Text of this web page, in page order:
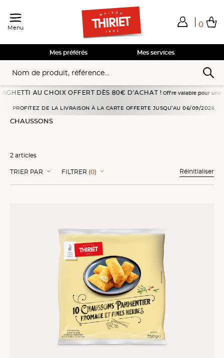
Menu 0
Total de mes achats
Voir mon panier
Voir mon panier
Voir mon panier
Voir mon panier
Mes services
Mes préférés
AU CHOIX OFFERT DÈS 80€ D’ACHAT !Offre valable pour une
PROFITEZ DE LA LIVRAISON À LA CARTE OFFERTE JUSQU’AU 06/09/2026
CHAUSSONS
2 articles
TRIER PAR FILTRER (0) Réinitialiser